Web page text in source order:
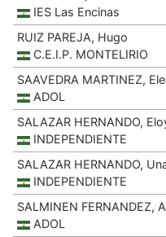
IES Las Encinas
RUIZ PAREJA, Hugo
C.E.I.P. MONTELIRIO
SAAVEDRA MARTINEZ,
ADOL
SALAZAR HERNANDO,
INDEPENDIENTE
SALAZAR HERNANDO,
INDEPENDIENTE
SALMINEN FERNANDEZ,
ADOL